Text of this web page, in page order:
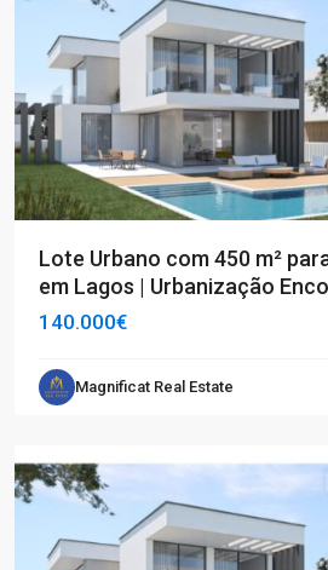
Lote Urbano com 450 m²
em Lagos | Urbanização
140.000€
Magnificat Real Estate